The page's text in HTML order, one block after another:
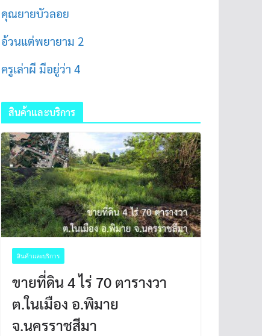
คุณยายบัวลอย
อ้วนแต่พยายาม 2
ครูเล่าผี มีอยู่ว่า 4
สินค้าและบริการ
สินค้าและบริการ
ขายที่ดิน 4 ไร่ 70 ตารางวา
ต.ในเมือง อ.พิมาย
จ.นครราชสีมา